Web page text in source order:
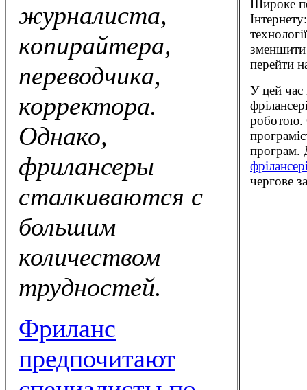
журналиста,
копирайтера,
переводчика,
корректора.
Однако,
фрилансеры
сталкиваются с
большим
количеством
трудностей.
Фриланс
предпочитают
Широке
зменшити
перейти
У цей час
роботою.
програм.
чергове